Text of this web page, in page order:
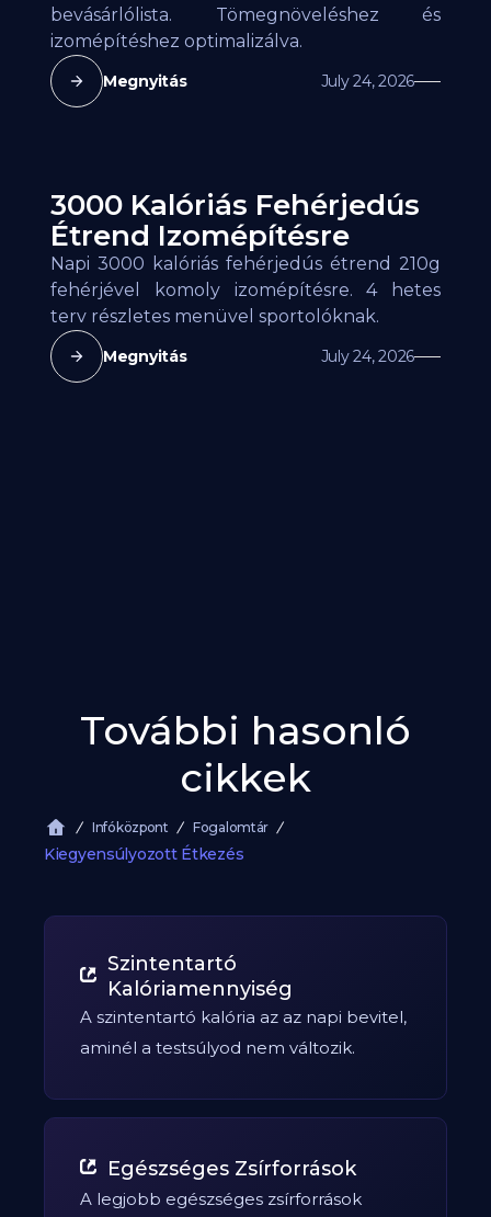
bevásárlólista. Tömegnöveléshez és
izomépítéshez optimalizálva.
Megnyitás July 24, 2026
3000 Kalóriás Fehérjedús
Étrend Izomépítésre
Napi 3000 kalóriás fehérjedús étrend 210g
fehérjével komoly izomépítésre. 4 hetes
terv részletes menüvel sportolóknak.
Megnyitás July 24, 2026
További hasonló
cikkek
Infóközpont Fogalomtár
Kiegyensúlyozott Étkezés
Szintentartó
Kalóriamennyiség
A szintentartó kalória az az napi bevitel,
aminél a testsúlyod nem változik.
Egészséges Zsírforrások
A legjobb egészséges zsírforrások